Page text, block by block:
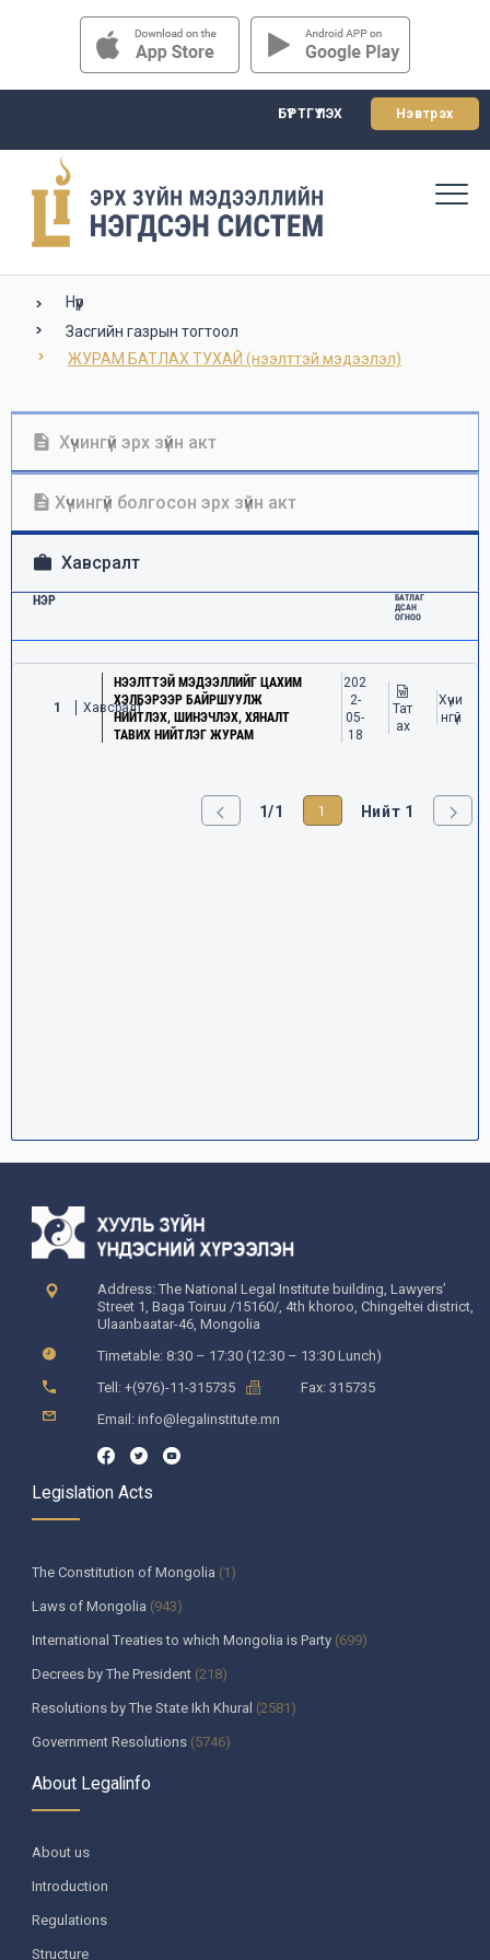
БҮРТГҮҮЛЭХ Нэвтрэх
Нүүр
Засгийн газрын тогтоол
ЖУРАМ БАТЛАХ ТУХАЙ (нээлттэй мэдээлэл)
Хүчингүй эрх зүйн акт
Хүчингүй болгосон эрх зүйн акт
Хавсралт
НЭР
БАТЛАГ
ДСАН
ОГНОО
1 Хавсралт
НЭЭЛТТЭЙ МЭДЭЭЛЛИЙГ ЦАХИМ
ХЭЛБЭРЭЭР БАЙРШУУЛЖ
НИЙТЛЭХ, ШИНЭЧЛЭХ, ХЯНАЛТ
ТАВИХ НИЙТЛЭГ ЖУРАМ
202
2-
05-
18
Тат
ах
Хүчи
нгүй
1/1 1 Нийт 1
Address: The National Legal Institute building, Lawyers’
Street 1, Baga Toiruu /15160/, 4th khoroo, Chingeltei district,
Ulaanbaatar-46, Mongolia
Timetable: 8:30 – 17:30 (12:30 – 13:30 Lunch)
Tell: +(976)-11-315735
Fax: 315735
Email: info@legalinstitute.mn
Legislation Acts
The Constitution of Mongolia (1)
Laws of Mongolia (943)
International Treaties to which Mongolia is Party (699)
Decrees by The President (218)
Resolutions by The State Ikh Khural (2581)
Government Resolutions (5746)
Decisions by The Constitutional Court of Mongolia
Resolutions by The State Supreme Court
Decisions by The Heads of the bodies appointed by The Parliament
(130)
Ministerial decrees
Regulations by government agencies
About Legalinfo
About us
Introduction
Regulations
Structure